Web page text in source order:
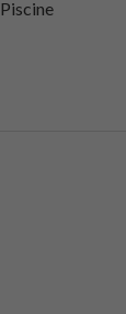
Piscine